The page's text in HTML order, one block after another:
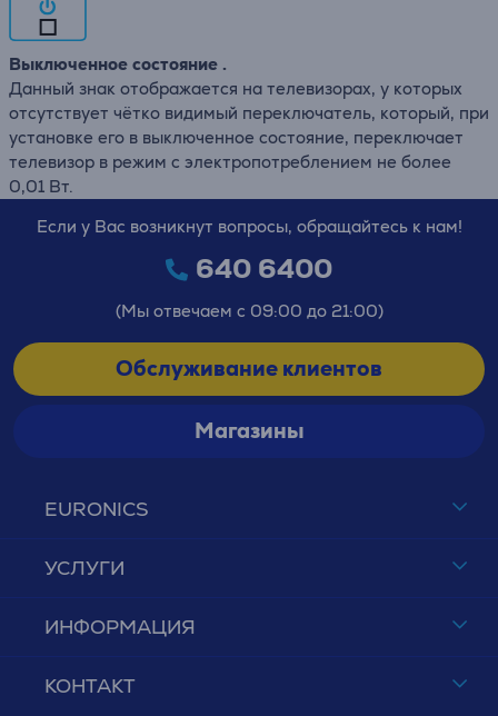
Выключенное состояние .
Данный знак отображается на телевизорах, у которых
отсутствует чётко видимый переключатель, который, при
установке его в выключенное состояние, переключает
телевизор в режим с электропотреблением не более
0,01 Вт.
EURONICS
УСЛУГИ
ИНФОРМАЦИЯ
КОНТАКТ
Если у Вас возникнут вопросы, обращайтесь к нам!
640 6400
(Мы отвечаем с 09:00 до 21:00)
Обслуживание клиентов
Магазины